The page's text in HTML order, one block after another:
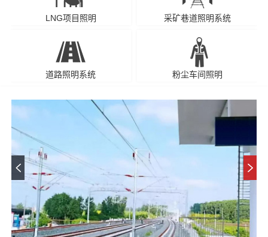
LNG项目照明 采矿巷道照明系统
道路照明系统 粉尘车间照明